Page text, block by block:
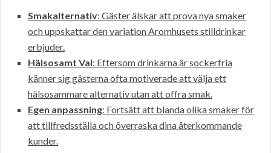
Smakalternativ: Gäster älskar att prova nya smaker
och uppskattar den variation Aromhusets stilldrinkar
erbjuder.
Hälsosamt Val: Eftersom drinkarna är sockerfria
känner sig gästerna ofta motiverade att välja ett
hälsosammare alternativ utan att offra smak.
Egen anpassning: Fortsätt att blanda olika smaker för
att tillfredsställa och överraska dina återkommande
kunder.